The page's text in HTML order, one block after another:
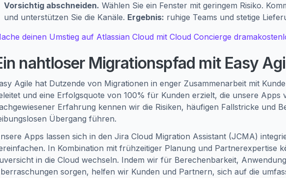
Vorsichtig abschneiden. Wählen Sie ein Fenster mit geringem Risiko.
und unterstützen Sie die Kanäle. Ergebnis: ruhige Teams und stetige
deinen Umstieg auf Atlassian Cloud mit Cloud Concierge
nahtloser Migrationspfad mit Easy
Agile hat Dutzende von Migrationen in enger Zusammenarbeit mit
und eine Erfolgsquote von 100% für Kunden erzielt, die unsere Apps
Erfahrung kennen wir die Risiken, häufigen Fallstricke und
Übergang führen.
Apps lassen sich in den Jira Cloud Migration Assistant (JCMA)
In Kombination mit frühzeitiger Planung und Partnerexpertise
in die Cloud wechseln. Indem wir für Berechenbarkeit,
sorgen, helfen wir Kunden und Partnern, sich auf die